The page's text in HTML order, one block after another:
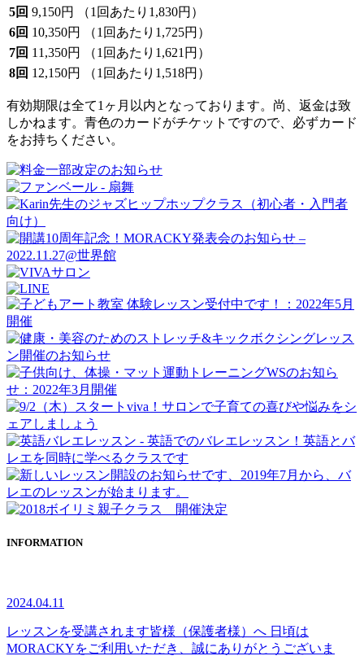
5回 9,150円
（1回あたり1,830円）
6回 10,350円
（1回あたり1,725円）
7回 11,350円
（1回あたり1,621円）
8回 12,150円 （1回あたり1,518円）
有効期限は全て1ヶ月以内となっております。尚、返金は致
しかねます。青色のカードがチケットですので、必ずカード
をお持ちください。
INFORMATION
2024.04.11
レッスンを受講されます皆様（保護者様）へ 日頃は
MORACKYをご利用いただき、誠にありがとうございま